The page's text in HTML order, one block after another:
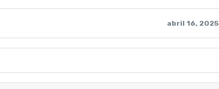
abril 16, 2025